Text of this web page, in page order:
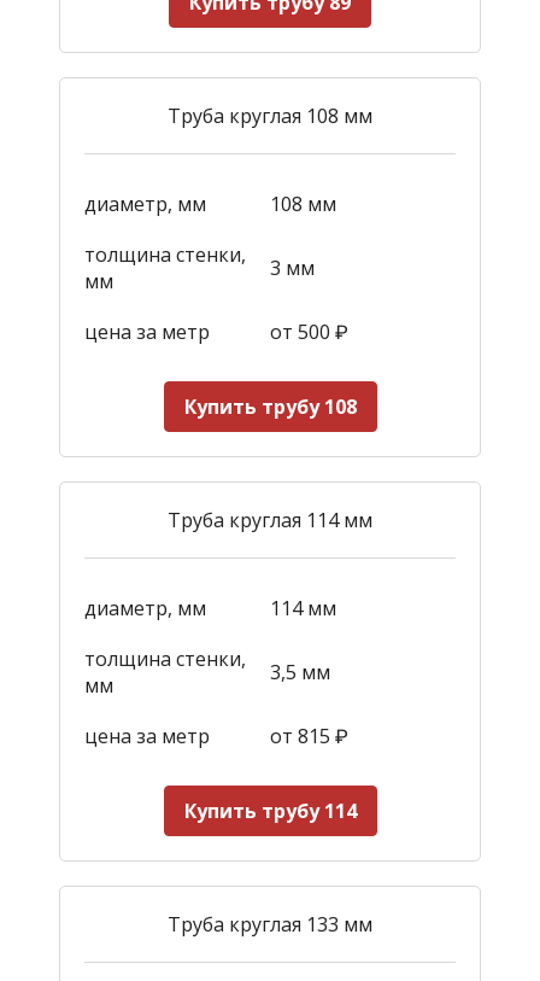
Труба круглая 108 мм
диаметр, мм
108 мм
толщина стенки,
мм
3 мм
цена за метр от 500 ₽
Купить трубу 108
Труба круглая 114 мм
диаметр, мм
114 мм
толщина стенки,
мм
3,5 мм
цена за метр от 815 ₽
Купить трубу 114
Труба круглая 133 мм